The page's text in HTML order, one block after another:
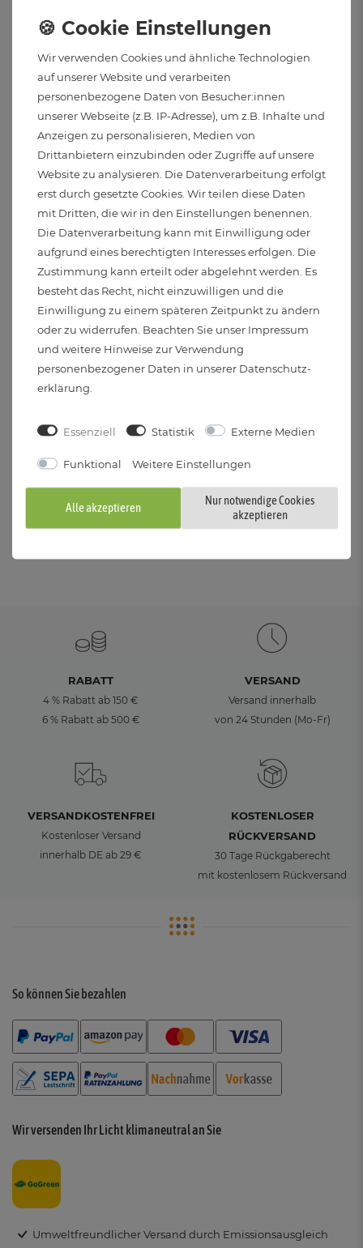
LED Blog
Unser Serviceteam ist für Sie da.
Wir verwenden Cookies und ähnliche Technologien
auf unserer Website und verarbeiten
personenbezogene Daten von Besucher:innen
unserer Webseite (z.B. IP-Adresse), um z.B. Inhalte und
Anzeigen zu personalisieren, Medien von
Drittanbietern einzubinden oder Zugriffe auf unsere
Website zu analysieren. Die Datenverarbeitung erfolgt
erst durch gesetzte Cookies. Wir teilen diese Daten
mit Dritten, die wir in den Einstellungen benennen.
Die Datenverarbeitung kann mit Einwilligung oder
aufgrund eines berechtigten Interesses erfolgen. Die
Zustimmung kann erteilt oder abgelehnt werden. Es
besteht das Recht, nicht einzuwilligen und die
Einwilligung zu einem späteren Zeitpunkt zu ändern
oder zu widerrufen. Beachten Sie unser Impressum
und weitere Hinweise zur Verwendung
personenbezogener Daten in unserer Daten­schutz­
erklärung
Essenziell Statistik Externe Medien
Funktional Weitere Einstellungen
Alle akzeptieren
Nur notwendige Cookies
akzeptieren
RABATT
4 % Rabatt ab 150 €
6 % Rabatt ab 500 €
VERSAND
Versand innerhalb
von 24 Stunden (Mo-Fr)
VERSANDKOSTENFREI
Kostenloser Versand
innerhalb DE ab 29 €
KOSTENLOSER
RÜCKVERSAND
30 Tage Rückgaberecht
mit kostenlosem Rückversand
So können Sie bezahlen
Wir versenden Ihr Licht klimaneutral an Sie
Umweltfreundlicher Versand durch Emissionsausgleich